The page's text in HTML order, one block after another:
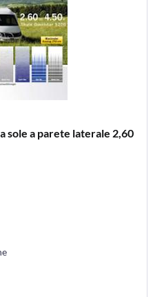
sole a parete laterale 2,60